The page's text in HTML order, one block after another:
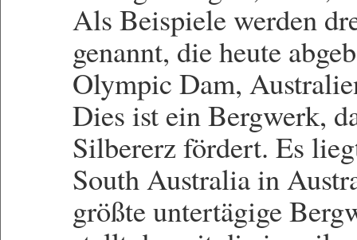
Als Beispiele werden
genannt, die heute
Olympic Dam,
Dies ist ein Bergwerk,
Silbererz fördert. Es
South Australia in
größte untertägige